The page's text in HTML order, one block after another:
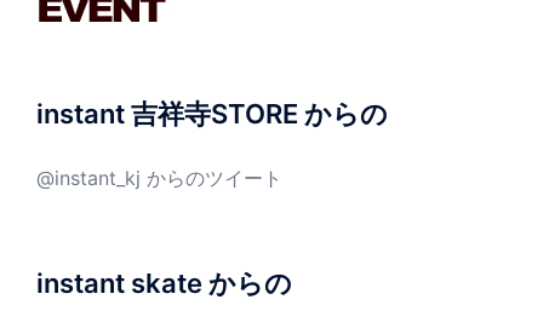
instant 吉祥寺STORE からの
@instant_kj からのツイート
instant skate からの